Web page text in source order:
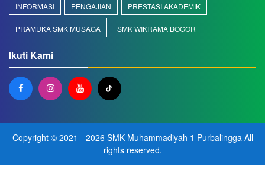
INFORMASI PENGAJIAN PRESTASI AKADEMIK
PRAMUKA SMK MUSAGA SMK WIKRAMA BOGOR
Ikuti Kami
Copyright © 2021 - 2026 SMK Muhammadiyah 1 Purbalingga All
rights reserved.